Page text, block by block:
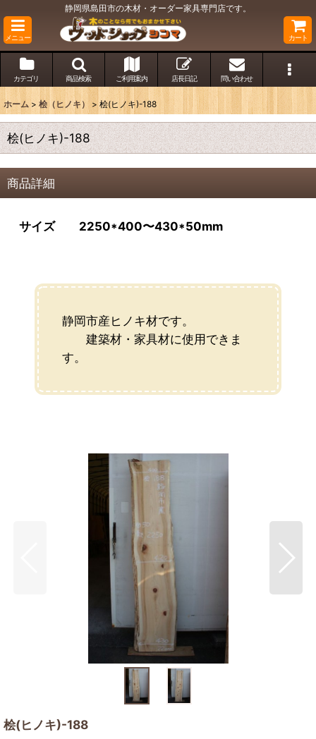
静岡県島田市の木材・オーダー家具専門店です。
メニュー カート
カテゴリ 商品検索 ご利用案内 店長日記 問い合わせ
ホーム > 桧（ヒノキ） > 桧(ヒノキ)-188
桧(ヒノキ)-188
商品詳細
サイズ 2250*400〜430*50mm
静岡市産ヒノキ材です。
建築材・家具材に使用できま
す。
桧(ヒノキ)-188